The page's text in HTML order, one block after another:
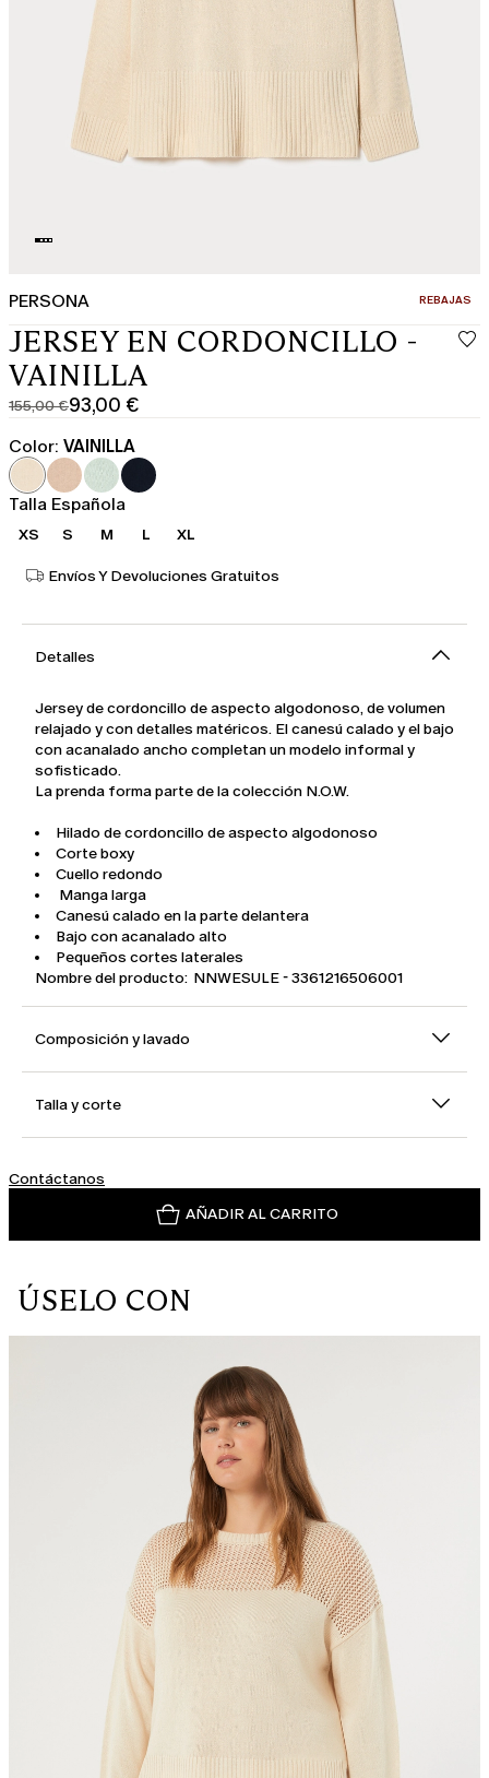
PERSONA CATEGORÍA:
REBAJAS
JERSEY EN CORDONCILLO -
VAINILLA
155,00 €
Precio
original
155,00
€
93,00 €
Precio
actual
93,00
€
Color: VAINILLA
Talla Española
XS S M L XL
Envíos Y Devoluciones Gratuitos
Detalles
Jersey de cordoncillo de aspecto algodonoso, de volumen
relajado y con detalles matéricos. El canesú calado y el bajo
con acanalado ancho completan un modelo informal y
sofisticado.
La prenda forma parte de la colección N.O.W.
Hilado de cordoncillo de aspecto algodonoso
Corte boxy
Cuello redondo
Manga larga
Canesú calado en la parte delantera
Bajo con acanalado alto
Pequeños cortes laterales
Nombre del producto: NNWESULE - 3361216506001
Composición y lavado
Talla y corte
Contáctanos
AÑADIR AL CARRITO
ÚSELO CON